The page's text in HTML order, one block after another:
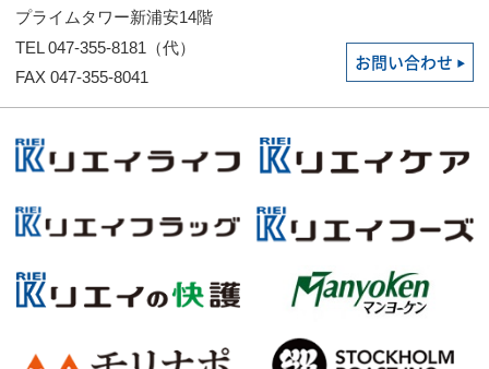
プライムタワー新浦安14階
TEL 047-355-8181（代）
FAX 047-355-8041
お問い合わせ